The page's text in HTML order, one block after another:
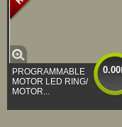
PROGRAMMABLE
MOTOR LED RING/
MOTOR...